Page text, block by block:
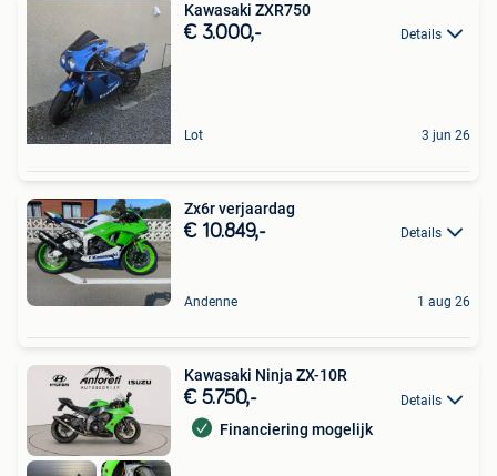
Kawasaki ZXR750
€ 3.000,- Details
Lot 3 jun 26
Zx6r verjaardag
€ 10.849,- Details
Andenne 1 aug 26
Kawasaki Ninja ZX-10R
€ 5.750,- Details
Financiering mogelijk